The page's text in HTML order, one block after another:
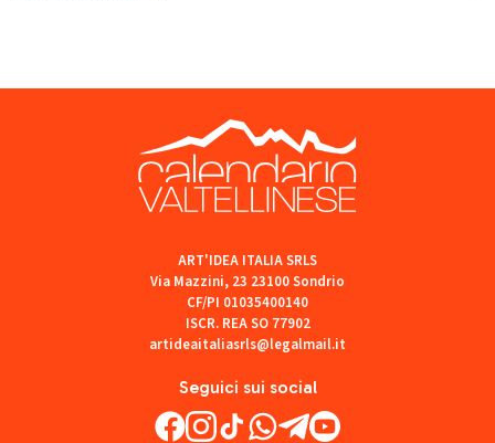
Seguici sui social
ART'IDEA ITALIA SRLS
Via Mazzini, 23 23100 Sondrio
CF/PI 01035400140
ISCR. REA SO 77902
artideaitaliasrls@legalmail.it